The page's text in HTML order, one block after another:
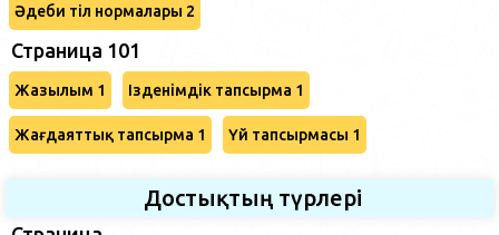
Әдеби тіл нормалары 2
Страница 101
Жазылым 1 Ізденімдік тапсырма 1
Жағдаяттық тапсырма 1 Үй тапсырмасы 1
Достықтың түрлері